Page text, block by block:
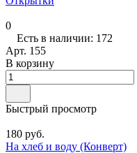
0
Есть в наличии: 172
Арт. 155
В корзину
Быстрый просмотр
180 руб.
На хлеб и воду (Конверт)